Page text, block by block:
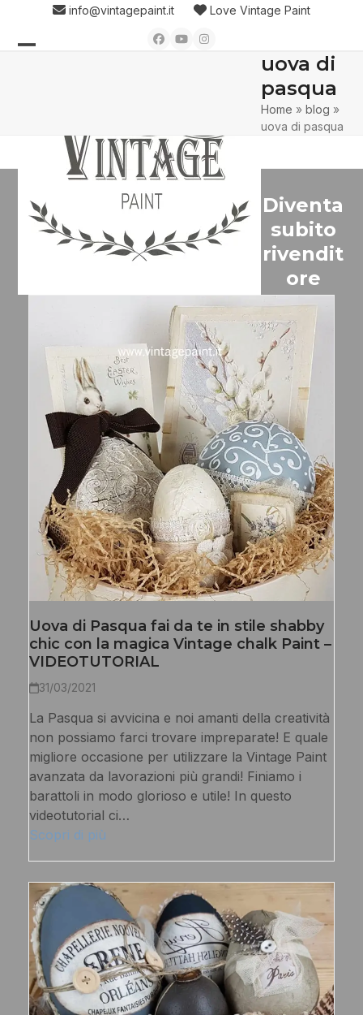
content
info@vintagepaint.it Love Vintage Paint
Facebook
YouTubeInstagram
uova di
pasqua
Home »blog »
uova di pasqua
Uova di Pasqua fai da te in stile shabby
chic con la magica Vintage chalk Paint –
VIDEOTUTORIAL
31/03/2021
La Pasqua si avvicina e noi amanti della creatività
non possiamo farci trovare impreparate! E quale
migliore occasione per utilizzare la Vintage Paint
avanzata da lavorazioni più grandi! Finiamo i
barattoli in modo glorioso e utile! In questo
videotutorial ci…
Scopri di più
Diventa
subito
rivendit
ore